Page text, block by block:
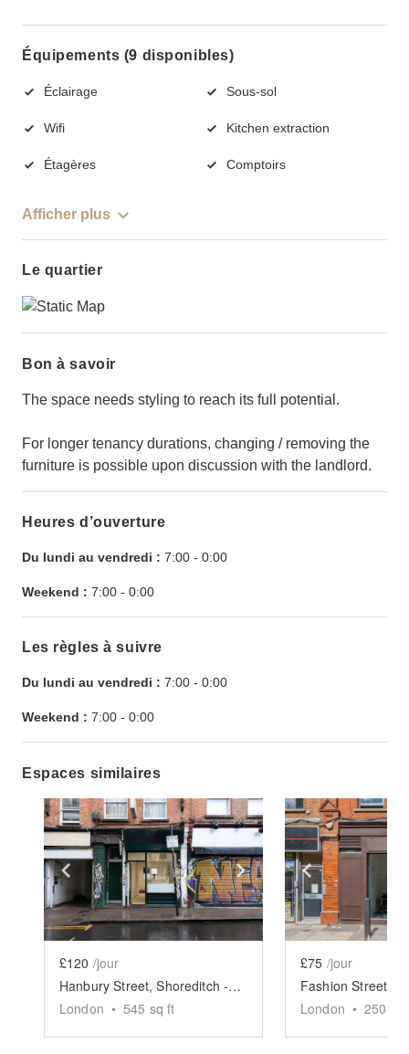
Équipements (9 disponibles)
Éclairage Sous-sol
Wifi Kitchen extraction
Étagères Comptoirs
Afficher plus
Le quartier
Bon à savoir
The space needs styling to reach its full potential.
For longer tenancy durations, changing / removing the
furniture is possible upon discussion with the landlord.
Heures d’ouverture
Du lundi au vendredi : 7:00 - 0:00
Weekend : 7:00 - 0:00
Les règles à suivre
Du lundi au vendredi : 7:00 - 0:00
Weekend : 7:00 - 0:00
Espaces similaires
Show previous slide Show next slide
£120 /jour
Hanbury Street, Shoreditch - The Green Front Restaurant
London • 545 sq ft
Show
£75 /jour
London • 250